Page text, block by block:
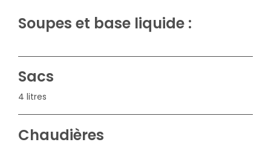
Soupes et base liquide :
Sacs
4 litres
Chaudières